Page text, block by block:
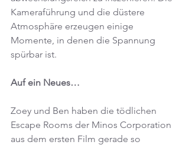
Kameraführung und die düstere
Atmosphäre erzeugen einige
Momente, in denen die Spannung
spürbar ist.
Auf ein Neues…
Zoey und Ben haben die tödlichen
Escape Rooms der Minos Corporation
aus dem ersten Film gerade so